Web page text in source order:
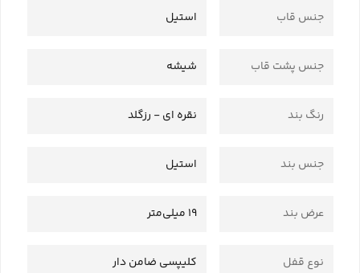
جنس قاب استیل
جنس پشت قاب شیشه
رنگ بند نقره ای - رزگلد
جنس بند استیل
عرض بند 19 میلی‌متر
نوع قفل کلیپسی ضامن دار